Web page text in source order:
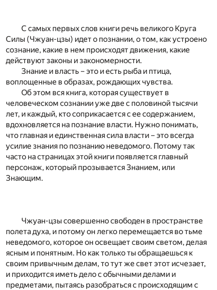
С самых первых слов книги речь великого Круга
Силы (Чжуан-цзы) идет о познании, о том, как устроено
сознание, какие в нем происходят движения, какие
действуют законы и закономерности.
Знание и власть – это и есть рыба и птица,
воплощенные в образах, рождающих чувства.
Об этом вся книга, которая существует в
человеческом сознании уже две с половиной тысячи
лет, и каждый, кто соприкасается с ее содержанием,
вдохновляется на познание власти. Нужно понимать,
что главная и единственная сила власти – это всегда
усилие знания по познанию неведомого. Потому так
часто на страницах этой книги появляется главный
персонаж, который прозывается Знанием, или
Знающим.
Чжуан-цзы совершенно свободен в пространстве
полета духа, и потому он легко перемещается во тьме
неведомого, которое он освещает своим светом, делая
ясным и понятным. Но как только ты обращаешься к
своим привычным делам, то тут же свет этот исчезает,
и приходится иметь дело с обычными делами и
предметами, пытаясь разобраться с происходящим с